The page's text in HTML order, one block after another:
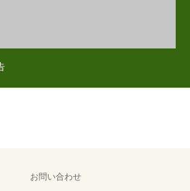
お問い合わせ